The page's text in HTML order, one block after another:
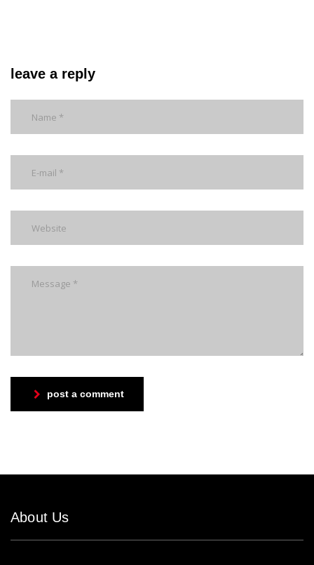
leave a reply
post a comment
About Us